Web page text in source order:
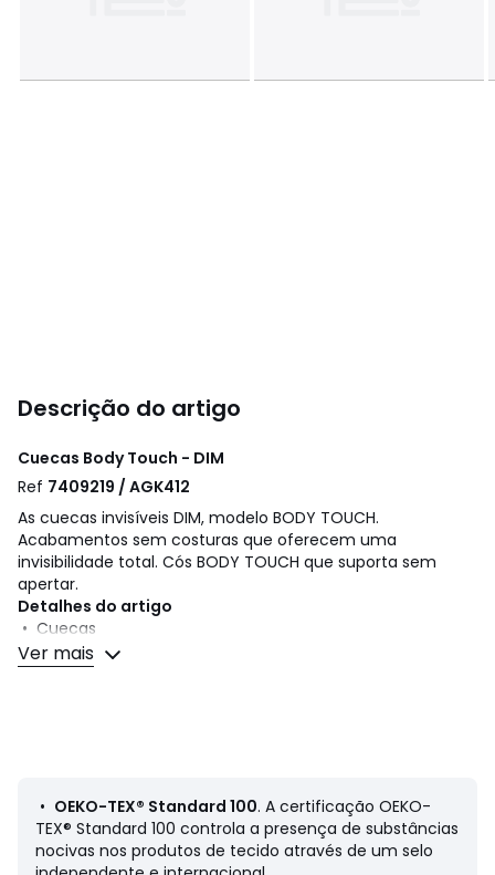
Descrição do artigo
Cuecas Body Touch - DIM
Ref 7409219 / AGK412
As cuecas invisíveis DIM, modelo BODY TOUCH.
Acabamentos sem costuras que oferecem uma
invisibilidade total. Cós BODY TOUCH que suporta sem
apertar.
Detalhes do artigo
• Cuecas
Composição e cuidados
Ficha de produto relativa às qualidades e
características ambientais
Ver mais
• OEKO-TEX® Standard 100. A certificação OEKO-
TEX® Standard 100 controla a presença de substâncias
nocivas nos produtos de tecido através de um selo